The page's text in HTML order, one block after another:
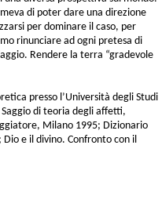
di poter dare una direzione
per dominare il caso, per
rinunciare ad ogni pretesa di
Rendere la terra “gradevole
presso l’Università degli Studi
di teoria degli affetti,
Milano 1995; Dizionario
e il divino. Confronto con il